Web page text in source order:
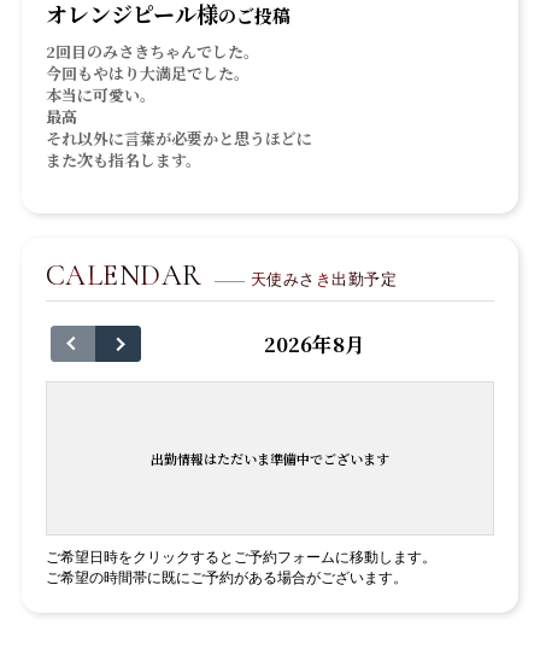
オレンジピール様のご投稿
2回目のみさきちゃんでした。
今回もやはり大満足でした。
本当に可愛い。
最高
それ以外に言葉が必要かと思うほどに
また次も指名します。
CALENDAR 天使みさき出勤予定
2026年8月
出勤情報はただいま準備中でございます
ご希望日時をクリックするとご予約フォームに移動します。
ご希望の時間帯に既にご予約がある場合がございます。